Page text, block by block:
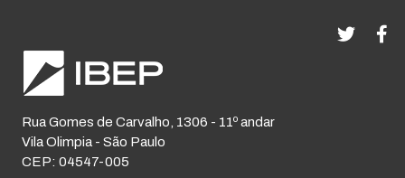
Rua Gomes de Carvalho, 1306 - 11º andar
Vila Olimpia - São Paulo
CEP: 04547-005